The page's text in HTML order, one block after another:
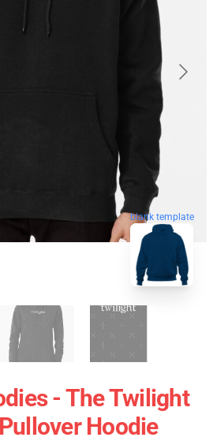
blank template
- The Twilight
Hoodie